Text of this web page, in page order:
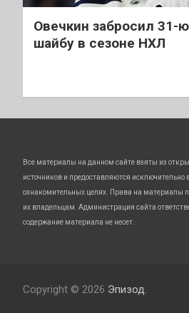
Овечкин забросил 31-ю
шайбу в сезоне НХЛ
Все материалы на данном сайте взяты из
источников и предоставляются исключительно
ознакомительных целях. Права на материалы
их владельцам. Администрация сайта
содержание материала не несет.
Copyright © 2026 Эпизод.